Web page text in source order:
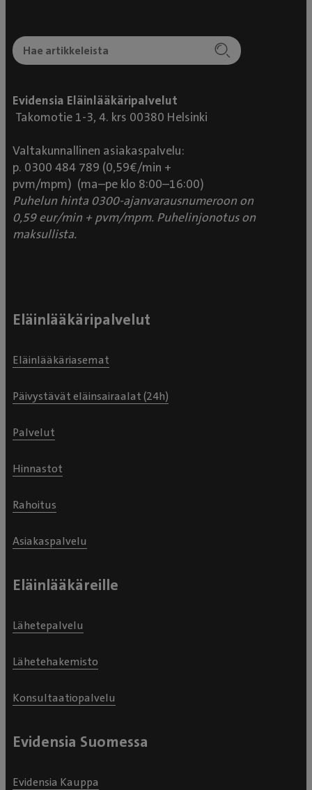
Evidensia Eläinlääkäripalvelut
Takomotie 1-3, 4. krs 00380 Helsinki
Valtakunnallinen asiakaspalvelu:
p. 0300 484 789 (0,59€/min +
pvm/mpm) (ma–pe klo 8:00–16:00)
Puhelun hinta 0300-ajanvarausnumeroon on
0,59 eur/min + pvm/mpm. Puhelinjonotus on
maksullista.
Eläinlääkäripalvelut
Eläinlääkäriasemat
Päivystävät eläinsairaalat (24h)
Palvelut
Hinnastot
Rahoitus
Asiakaspalvelu
Eläinlääkäreille
Lähetepalvelu
Lähetehakemisto
Konsultaatiopalvelu
Evidensia Suomessa
Evidensia Kauppa